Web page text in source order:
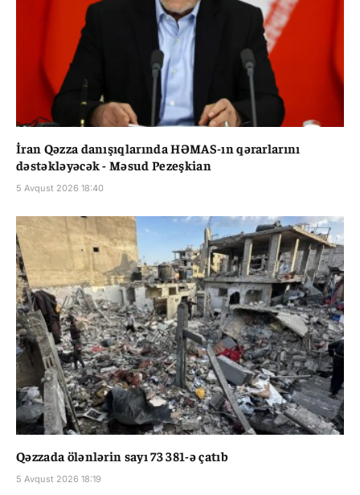
İran Qəzza danışıqlarında HƏMAS-ın qərarlarını
dəstəkləyəcək - Məsud Pezeşkian
5 Avqust 2026 18:40
Qəzzada ölənlərin sayı 73 381-ə çatıb
5 Avqust 2026 18:19